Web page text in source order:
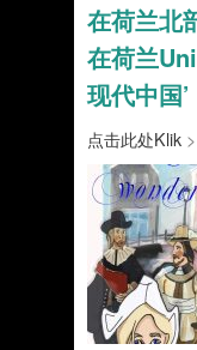
在荷兰北
在荷兰
现代中国
点击此处Klik